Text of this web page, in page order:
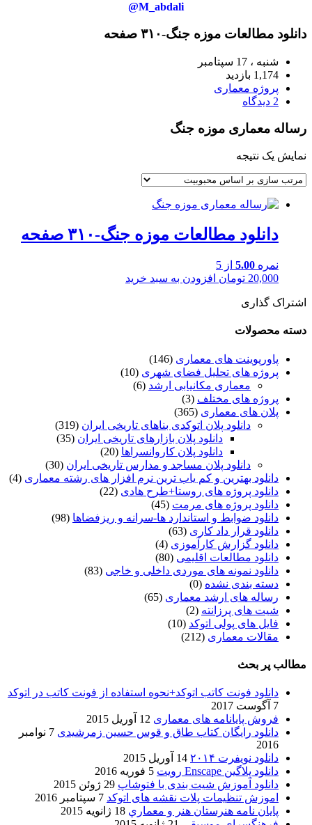
M_abdali@
دانلود مطالعات موزه جنگ-۳۱۰ صفحه
شنبه ، 17 سپتامبر
1,174 بازدید
پروژه معماری
2 دیدگاه
رساله معماری موزه جنگ
نمایش یک نتیجه
دانلود مطالعات موزه جنگ-۳۱۰ صفحه
نمره 5.00 از 5
20,000 تومان افزودن به سبد خرید
اشتراک گذاری
دسته محصولات
پاورپوینت های معماری (146)
پروژه های تحلیل فضای شهری (10)
معماری مکانیابی ارشد (6)
پروژه های مختلف (3)
پلان های معماری (365)
دانلود پلان اتوکدی بناهای تاریخی ایران (319)
دانلود پلان بازارهای تاریخی ایران (35)
دانلود پلان کاروانسراها (20)
دانلود پلان مساجد و مدارس تاریخی ایران (30)
دانلود بهترین و کم یاب ترین نرم افزار های رشته معماری (4)
دانلود پروژه های روستا+طرح هادی (22)
دانلود پروژه های مرمت (45)
دانلود ضوابط و استاندارد ها-سرانه و ریزفضاها (98)
دانلود قرار داد کاری (63)
دانلود گزارش کارآموزی (4)
دانلود مطالعات اقلیمی (80)
دانلود نمونه های موردی داخلی و خاجی (83)
دسته بندی نشده (0)
رساله های ارشد معماری (65)
شیت های پرزانته (2)
فایل های پولی اتوکد (10)
مقالات معماری (212)
مطالب پر بحث
دانلود فونت کاتب اتوکد+نحوه استفاده از فونت کاتب در اتوکد
7 آگوست 2017
فروش پایانامه های معماری 12 آوریل 2015
دانلود رایگان کتاب طاق و قوس حسین زمرشیدی
7 نوامبر
2016
دانلود نویفرت ۲۰۱۴
14 آوریل 2015
دانلود پلاگین Enscape رویت
5 فوریه 2016
دانلود آموزش شیت بندی با فتوشاپ 29 ژوئن 2015
اموزش تنظیمات پلات نقشه های اتوکد 7 سپتامبر 2016
پایان نامه هنرستان هنر و معماري 18 ژانویه 2015